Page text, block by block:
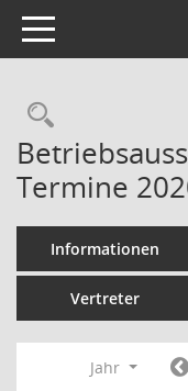
Toggle navigation
Termine
Informationen
Vertreter
Jahr